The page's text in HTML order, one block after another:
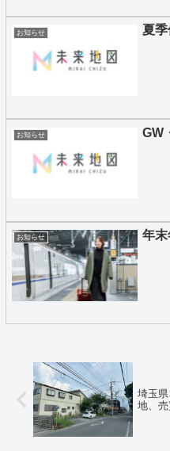
お知らせ 夏
お知らせ GW
お知らせ 年
埼玉
地、売